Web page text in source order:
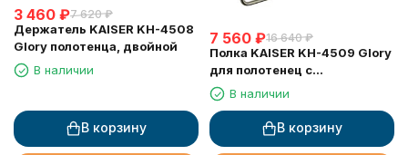
3 460 ₽7 620 ₽
Держатель KAISER KH-4508
Glory полотенца, двойной
В наличии
В корзину
7 560 ₽16 640 ₽
Полка KAISER KH-4509 Glory
для полотенец с
держателем
В наличии
В корзину